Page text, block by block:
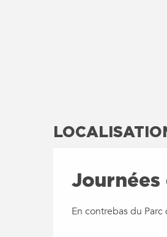
En contrebas du